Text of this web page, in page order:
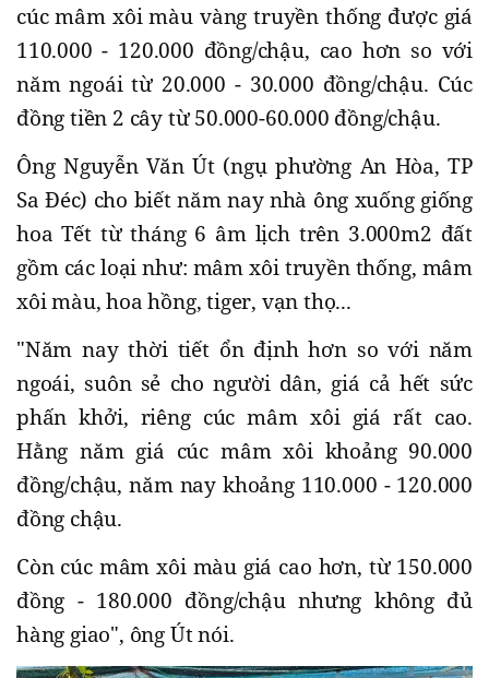
cúc mâm xôi màu vàng truyền thống được giá
110.000 - 120.000 đồng/chậu, cao hơn so với
năm ngoái từ 20.000 - 30.000 đồng/chậu. Cúc
đồng tiền 2 cây từ 50.000-60.000 đồng/chậu.
Ông Nguyễn Văn Út (ngụ phường An Hòa, TP
Sa Đéc) cho biết năm nay nhà ông xuống giống
hoa Tết từ tháng 6 âm lịch trên 3.000m2 đất
gồm các loại như: mâm xôi truyền thống, mâm
xôi màu, hoa hồng, tiger, vạn thọ...
"Năm nay thời tiết ổn định hơn so với năm
ngoái, suôn sẻ cho người dân, giá cả hết sức
phấn khởi, riêng cúc mâm xôi giá rất cao.
Hằng năm giá cúc mâm xôi khoảng 90.000
đồng/chậu, năm nay khoảng 110.000 - 120.000
đồng chậu.
Còn cúc mâm xôi màu giá cao hơn, từ 150.000
đồng - 180.000 đồng/chậu nhưng không đủ
hàng giao", ông Út nói.